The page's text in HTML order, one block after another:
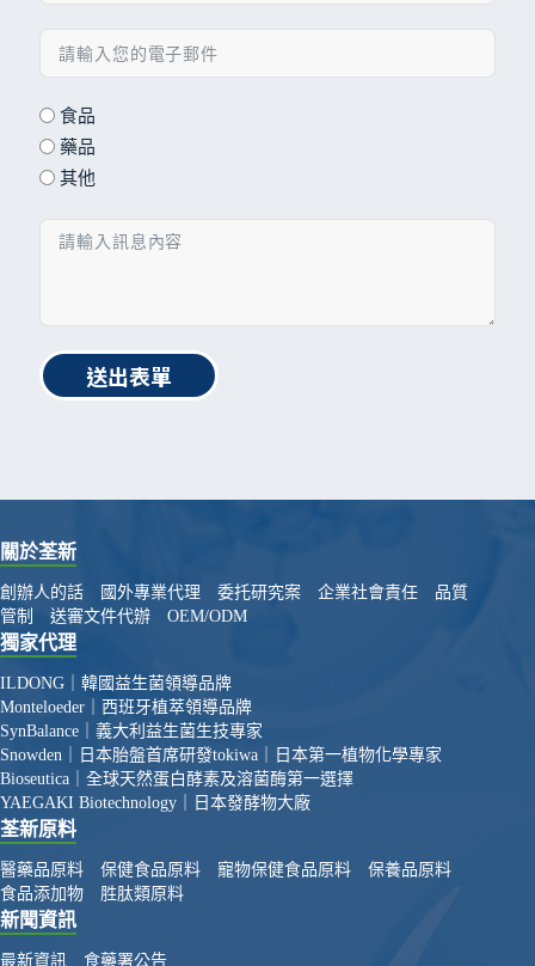
食品
藥品
其他
送出表單
關於荃新
創辦人的話 國外專業代理 委托研究案 企業社會責任
品質
管制
送審文件代辦 OEM/ODM
獨家代理
ILDONG｜韓國益生菌領導品牌
Monteloeder｜西班牙植萃領導品牌
SynBalance｜義大利益生菌生技專家
Snowden｜日本胎盤首席研發tokiwa｜日本第一植物化學專家
Bioseutica｜全球天然蛋白酵素及溶菌酶第一選擇
YAEGAKI Biotechnology｜日本發酵物大廠
荃新原料
醫藥品原料 保健食品原料 寵物保健食品原料
保養品原料
食品添加物
胜肽類原料
新聞資訊
最新資訊 食藥署公告